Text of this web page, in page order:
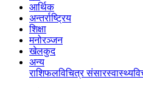
आर्थिक
अन्तर्राष्ट्रिय
शिक्षा
मनोरञ्जन
खेलकुद
अन्य
राशिफलविचित्र संसारस्वास्थ्य